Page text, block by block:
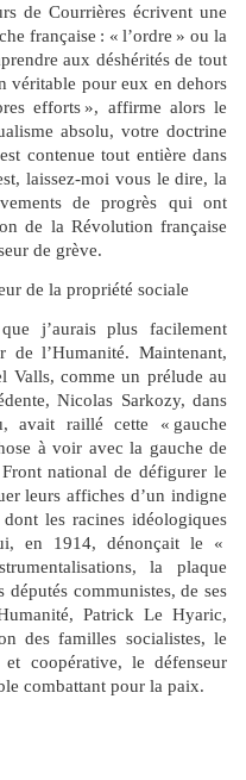
de Courrières écrivent une
française : « l’ordre » ou la
aux déshérités de tout
véritable pour eux en dehors
efforts », affirme alors le
absolu, votre doctrine
contenue tout entière dans
laissez-moi vous le dire, la
de progrès qui ont
de la Révolution française
de grève.
de la propriété sociale
j’aurais plus facilement
l’Humanité. Maintenant,
Valls, comme un prélude au
Nicolas Sarkozy, dans
raillé cette « gauche
à voir avec la gauche de
national de défigurer le
leurs affiches d’un indigne
les racines idéologiques
en 1914, dénonçait le «
la plaque
députés communistes, de ses
Patrick Le Hyaric,
des familles socialistes, le
coopérative, le défenseur
combattant pour la paix.